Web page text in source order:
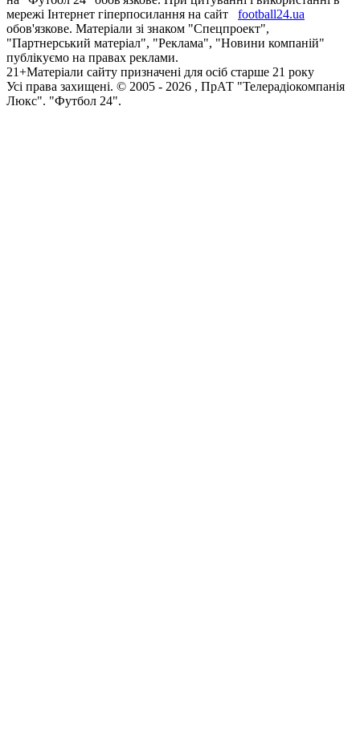
мережі Інтернет гіперпосилання на сайт
football24.ua
обов'язкове. Матеріали зі знаком "Спецпроект",
"Партнерський матеріал", "Реклама", "Новини компаній"
публікуємо на правах реклами.
21+Матеріали сайту призначені для осіб старше 21 року
Усi права захищенi. © 2005 - 2026 , ПрАТ "Телерадіокомпанія
Люкс". "Футбол 24".